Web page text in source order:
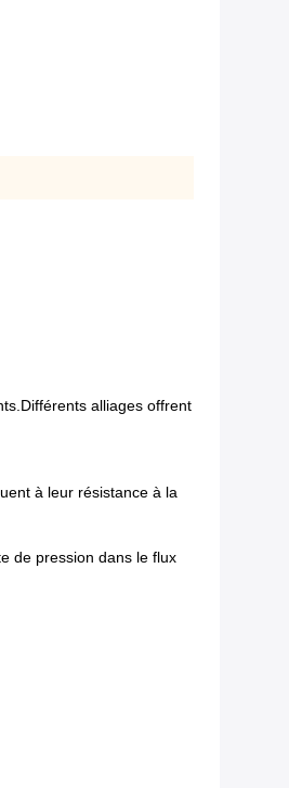
alliages offrent
à leur résistance à la
de pression dans le flux